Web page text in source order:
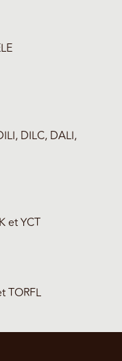
DILC, DALI,
et YCT
TORFL